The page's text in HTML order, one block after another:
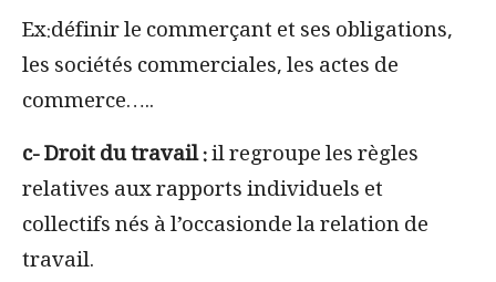
Ex:définir le commerçant et ses obligations,
les sociétés commerciales,les actes de
commerce…..
c- Droit du travail :il regroupe les règles
relatives aux rapports individuels et
collectifs nés à l’occasionde la relation de
travail.